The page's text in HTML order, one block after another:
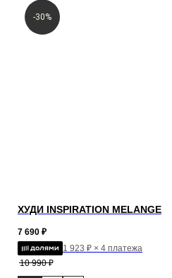
-30%
ХУДИ INSPIRATION MELANGE
7 690 ₽
1 923 ₽ × 4 платежа
10 990 ₽